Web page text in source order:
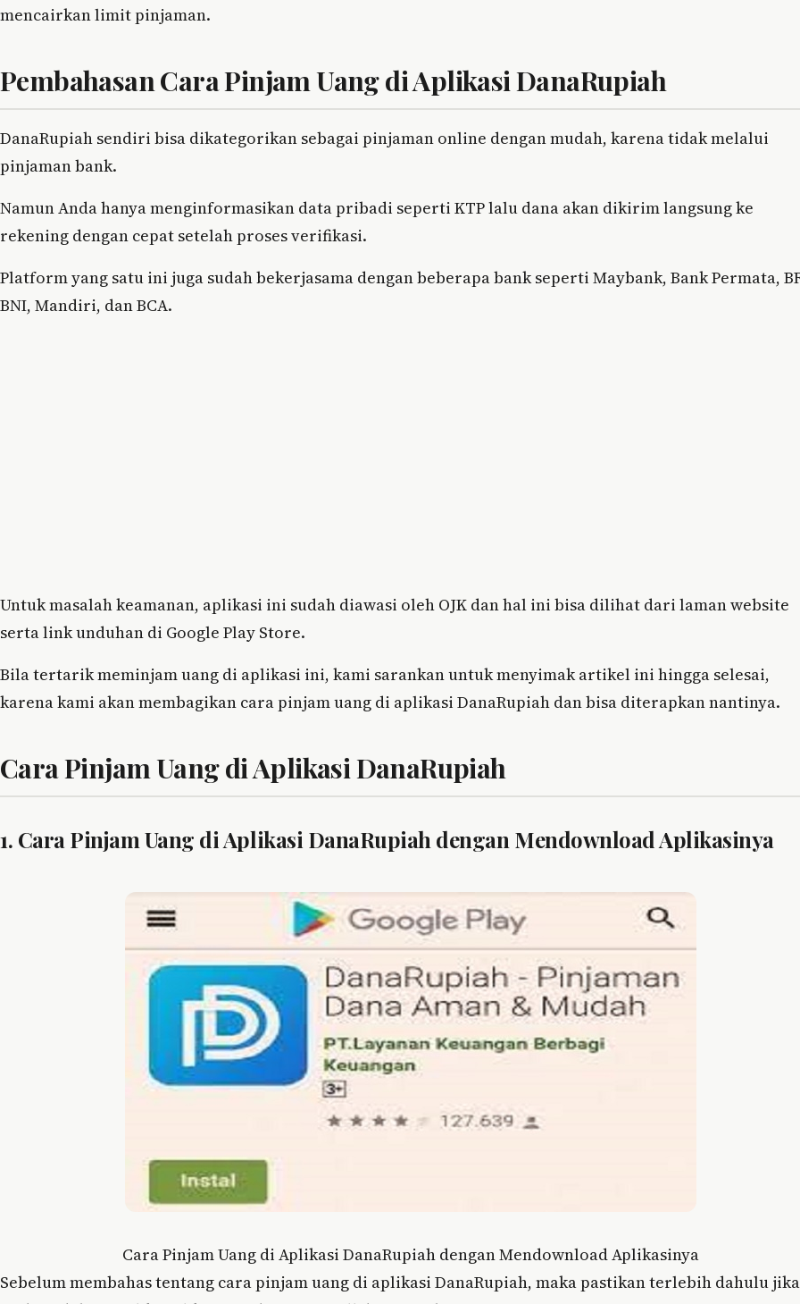
mencairkan limit pinjaman.
Pembahasan Cara Pinjam Uang di Aplikasi DanaRupiah
DanaRupiah sendiri bisa dikategorikan sebagai pinjaman online dengan mudah, karena tidak melalui
pinjaman bank.
Namun Anda hanya menginformasikan data pribadi seperti KTP lalu dana akan dikirim langsung ke
rekening dengan cepat setelah proses verifikasi.
Platform yang satu ini juga sudah bekerjasama dengan beberapa bank seperti Maybank, Bank Permata,
BNI, Mandiri, dan BCA.
Untuk masalah keamanan, aplikasi ini sudah diawasi oleh OJK dan hal ini bisa dilihat dari laman website
serta link unduhan di Google Play Store.
Bila tertarik meminjam uang di aplikasi ini, kami sarankan untuk menyimak artikel ini hingga selesai,
karena kami akan membagikan cara pinjam uang di aplikasi DanaRupiah dan bisa diterapkan nantinya.
Cara Pinjam Uang di Aplikasi DanaRupiah
1. Cara Pinjam Uang di Aplikasi DanaRupiah dengan Mendownload Aplikasinya
Cara Pinjam Uang di Aplikasi DanaRupiah dengan Mendownload Aplikasinya
Sebelum membahas tentang cara pinjam uang di aplikasi DanaRupiah, maka pastikan terlebih dahulu jika